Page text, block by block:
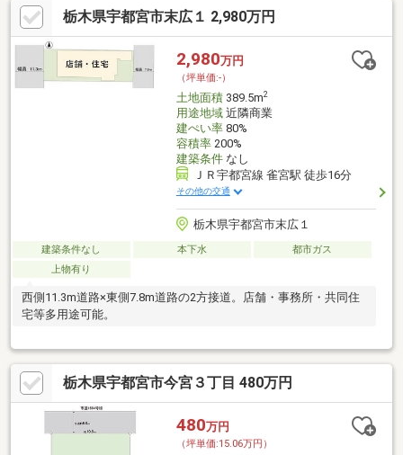
栃木県宇都宮市末広１ 2,980万円
2,980万円
（坪単価:-）
土地面積389.5m2
用途地域近隣商業
建ぺい率80%
容積率200%
建築条件なし
ＪＲ宇都宮線 雀宮駅 徒歩16分
その他の交通
栃木県宇都宮市末広１
建築条件なし 本下水
都市ガス
上物有り
西側11.3m道路×東側7.8m道路の2方接道。店舗・事務所・共同住
宅等多用途可能。
栃木県宇都宮市今宮３丁目 480万円
480万円
（坪単価:15.06万円）